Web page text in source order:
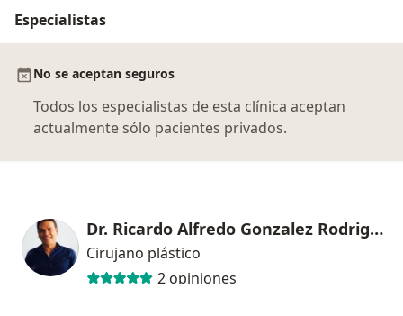
Especialistas
No se aceptan seguros
Todos los especialistas de esta clínica aceptan
actualmente sólo pacientes privados.
Dr. Ricardo Alfredo Gonzalez Rodriguez
Cirujano plástico
2 opiniones